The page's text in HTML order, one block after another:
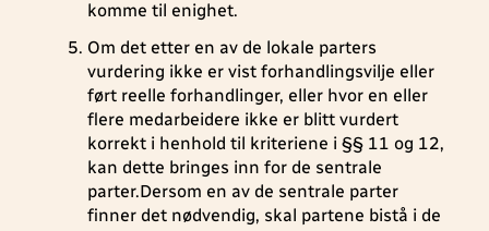
komme til enighet.
Om det etter en av de lokale parters
vurdering ikke er vist forhandlingsvilje eller
ført reelle forhandlinger, eller hvor en eller
flere medarbeidere ikke er blitt vurdert
korrekt i henhold til kriteriene i §§ 11 og 12,
kan dette bringes inn for de sentrale
parter.Dersom en av de sentrale parter
finner det nødvendig, skal partene bistå i de